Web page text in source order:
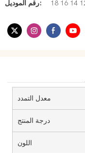
رقم الموديل:
معدل التمدد
درجة المنتج
اللون